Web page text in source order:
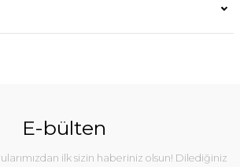
E-bülten
ilk sizin haberiniz olsun! Dilediğiniz